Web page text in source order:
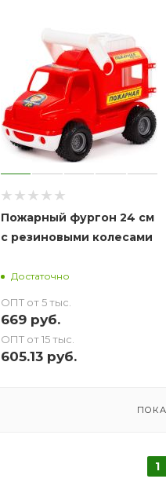
Пожарный фургон 24 см
с резиновыми колесами
Достаточно
ОПТ от 5 тыс.
669руб.
ОПТ от 15 тыс.
605.13руб.
1